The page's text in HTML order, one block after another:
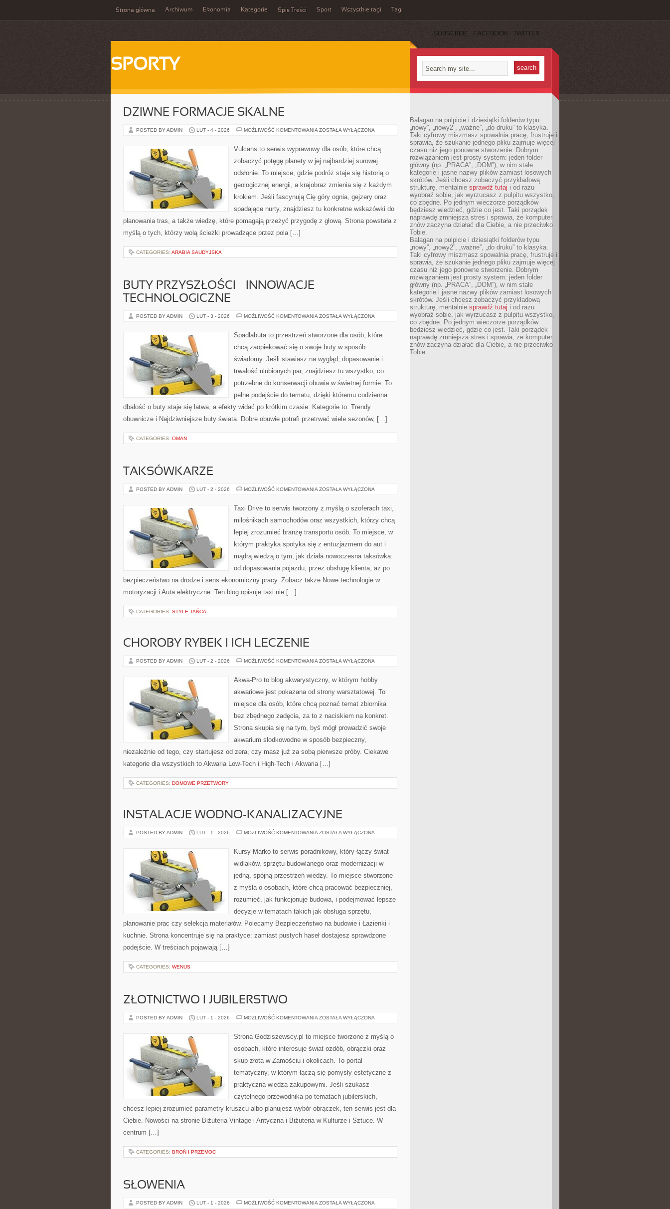
Strona główna Archiwum Ekonomia Kategorie Spis Treści Sport Wszystkie tagi Tagi
SUBSCRIBE FACEBOOK TWITTER
SPORTY
DZIWNE FORMACJE SKALNE
POSTED BY ADMIN LUT - 4 - 2026 MOŻLIWOŚĆ KOMENTOWANIA DZIWNE
ZOSTAŁA WYŁĄCZONA
Vulcans to serwis wyprawowy dla osób, które chcą
zobaczyć potęgę planety w jej najbardziej surowej
odsłonie. To miejsce, gdzie podróż staje się historią o
geologicznej energii, a krajobraz zmienia się z każdym
krokiem. Jeśli fascynują Cię góry ognia, gejzery oraz
spadające nurty, znajdziesz tu konkretne wskazówki do
planowania tras, a także wiedzę, które pomagają przeżyć przygodę z głową. Strona powstała z
myślą o tych, którzy wolą ścieżki prowadzące przez pola […]
CATEGORIES: ARABIA SAUDYJSKA
BUTY PRZYSZŁOŚCI – INNOWACJE
TECHNOLOGICZNE
POSTED BY ADMIN LUT - 3 - 2026 MOŻLIWOŚĆ KOMENTOWANIA BUTY
INNOWACJE
TECHNOLOGICZNE
ZOSTAŁA WYŁĄCZONA
Spadlabuta to przestrzeń stworzone dla osób, które
chcą zaopiekować się o swoje buty w sposób
świadomy. Jeśli stawiasz na wygląd, dopasowanie i
trwałość ulubionych par, znajdziesz tu wszystko, co
potrzebne do konserwacji obuwia w świetnej formie. To
pełne podejście do tematu, dzięki któremu codzienna
dbałość o buty staje się łatwa, a efekty widać po krótkim czasie. Kategorie to: Trendy
obuwnicze i Najdziwniejsze buty świata. Dobre obuwie potrafi przetrwać wiele sezonów, […]
CATEGORIES: OMAN
TAKSÓWKARZE
POSTED BY ADMIN LUT - 2 - 2026 MOŻLIWOŚĆ KOMENTOWANIA TAKSÓWKARZE
ZOSTAŁA WYŁĄCZONA
Taxi Drive to serwis tworzony z myślą o szoferach taxi,
miłośnikach samochodów oraz wszystkich, którzy chcą
lepiej zrozumieć branżę transportu osób. To miejsce, w
którym praktyka spotyka się z entuzjazmem do aut i
mądrą wiedzą o tym, jak działa nowoczesna taksówka:
od dopasowania pojazdu, przez obsługę klienta, aż po
bezpieczeństwo na drodze i sens ekonomiczny pracy. Zobacz także Nowe technologie w
motoryzacji i Auta elektryczne. Ten blog opisuje taxi nie […]
CATEGORIES: STYLE TAŃCA
CHOROBY RYBEK I ICH LECZENIE
POSTED BY ADMIN LUT - 2 - 2026 MOŻLIWOŚĆ KOMENTOWANIA CHOROBY
LECZENIE
ZOSTAŁA WYŁĄCZONA
Akwa-Pro to blog akwarystyczny, w którym hobby
akwariowe jest pokazana od strony warsztatowej. To
miejsce dla osób, które chcą poznać temat zbiornika
bez zbędnego zadęcia, za to z naciskiem na konkret.
Strona skupia się na tym, byś mógł prowadzić swoje
akwarium słodkowodne w sposób bezpieczny,
niezależnie od tego, czy startujesz od zera, czy masz już za sobą pierwsze próby. Ciekawe
kategorie dla wszystkich to Akwaria Low-Tech i High-Tech i Akwaria […]
CATEGORIES: DOMOWE PRZETWORY
INSTALACJE WODNO-KANALIZACYJNE
POSTED BY ADMIN LUT - 1 - 2026 MOŻLIWOŚĆ KOMENTOWANIA INSTALACJE
ZOSTAŁA WYŁĄCZONA
Kursy Marko to serwis poradnikowy, który łączy świat
widlaków, sprzętu budowlanego oraz modernizacji w
jedną, spójną przestrzeń wiedzy. To miejsce stworzone
z myślą o osobach, które chcą pracować bezpieczniej,
rozumieć, jak funkcjonuje budowa, i podejmować lepsze
decyzje w tematach takich jak obsługa sprzętu,
planowanie prac czy selekcja materiałów. Polecamy Bezpieczeństwo na budowie i Łazienki i
kuchnie. Strona koncentruje się na praktyce: zamiast pustych haseł dostajesz sprawdzone
podejście. W treściach pojawiają […]
CATEGORIES: WENUS
ZŁOTNICTWO I JUBILERSTWO
POSTED BY ADMIN LUT - 1 - 2026 MOŻLIWOŚĆ KOMENTOWANIA ZŁOTNICTWO
ZOSTAŁA WYŁĄCZONA
Strona Godziszewscy.pl to miejsce tworzone z myślą o
osobach, które interesuje świat ozdób, obrączki oraz
skup złota w Zamościu i okolicach. To portal
tematyczny, w którym łączą się pomysły estetyczne z
praktyczną wiedzą zakupowymi. Jeśli szukasz
czytelnego przewodnika po tematach jubilerskich,
chcesz lepiej zrozumieć parametry kruszcu albo planujesz wybór obrączek, ten serwis jest dla
Ciebie. Nowości na stronie Biżuteria Vintage i Antyczna i Biżuteria w Kulturze i Sztuce. W
centrum […]
CATEGORIES: BROŃ I PRZEMOC
SŁOWENIA
POSTED BY ADMIN LUT - 1 - 2026 MOŻLIWOŚĆ KOMENTOWANIA SŁOWENIA
ZOSTAŁA WYŁĄCZONA
Bałagan na pulpicie i dziesiątki folderów typu
„nowy”, „nowy2”, „ważne”, „do druku” to klasyka.
Taki cyfrowy miszmasz spowalnia pracę, frustruje i
sprawia, że szukanie jednego pliku zajmuje więcej
czasu niż jego ponowne stworzenie. Dobrym
rozwiązaniem jest prosty system: jeden folder
główny (np. „PRACA”, „DOM”), w nim stałe
kategorie i jasne nazwy plików zamiast losowych
skrótów. Jeśli chcesz zobaczyć przykładową
strukturę, mentalnie sprawdź tutaj i od razu
wyobraź sobie, jak wyrzucasz z pulpitu wszystko,
co zbędne. Po jednym wieczorze porządków
będziesz wiedzieć, gdzie co jest. Taki porządek
naprawdę zmniejsza stres i sprawia, że komputer
znów zaczyna działać dla Ciebie, a nie przeciwko
Tobie.
Bałagan na pulpicie i dziesiątki folderów typu
„nowy”, „nowy2”, „ważne”, „do druku” to klasyka.
Taki cyfrowy miszmasz spowalnia pracę, frustruje i
sprawia, że szukanie jednego pliku zajmuje więcej
czasu niż jego ponowne stworzenie. Dobrym
rozwiązaniem jest prosty system: jeden folder
główny (np. „PRACA”, „DOM”), w nim stałe
kategorie i jasne nazwy plików zamiast losowych
skrótów. Jeśli chcesz zobaczyć przykładową
strukturę, mentalnie sprawdź tutaj i od razu
wyobraź sobie, jak wyrzucasz z pulpitu wszystko,
co zbędne. Po jednym wieczorze porządków
będziesz wiedzieć, gdzie co jest. Taki porządek
naprawdę zmniejsza stres i sprawia, że komputer
znów zaczyna działać dla Ciebie, a nie przeciwko
Tobie.